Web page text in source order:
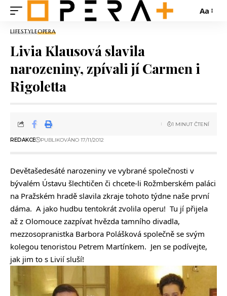
Aa
LIFESTYLEOPERA
Livia Klausová slavila
narozeniny, zpívali jí Carmen i
Rigoletta
REDAKCE PUBLIKOVÁNO 17/11/2012
1 MINUT ČTENÍ
Devětašedesáté narozeniny ve vybrané společnosti v
bývalém Ústavu šlechtičen či chcete-li Rožmberském paláci
na Pražském hradě slavila zkraje tohoto týdne naše první
dáma. A jako hudbu tentokrát zvolila operu! Tu jí přijela
až z Olomouce zazpívat hvězda tamního divadla,
mezzosopranistka Barbora Polášková společně se svým
kolegou tenoristou Petrem Martínkem. Jen se podívejte,
jak jim to s Livií sluší!